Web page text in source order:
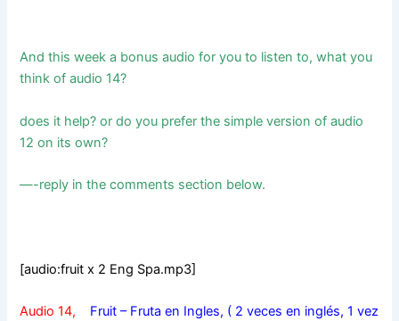
And this week a bonus audio for you to listen to, what you
think of audio 14?
does it help? or do you prefer the simple version of audio
12 on its own?
—-reply in the comments section below.
[audio:fruit x 2 Eng Spa.mp3]
Audio 14, Fruit – Fruta en Ingles, ( 2 veces en inglés, 1 vez